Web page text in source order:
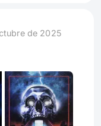
de 2025